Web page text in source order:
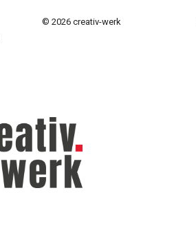
© 2026 creativ-werk